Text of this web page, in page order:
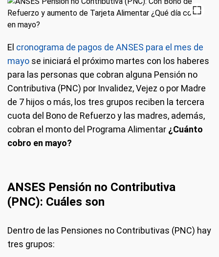
El cronograma de pagos de ANSES para el mes de
mayo se iniciará el próximo martes con los haberes
para las personas que cobran alguna Pensión no
Contributiva (PNC) por Invalidez, Vejez o por Madre
de 7 hijos o más, los tres grupos reciben la tercera
cuota del Bono de Refuerzo y las madres, además,
cobran el monto del Programa Alimentar ¿Cuánto
cobro en mayo?
ANSES Pensión no Contributiva
(PNC): Cuáles son
Dentro de las Pensiones no Contributivas (PNC) hay
tres grupos: